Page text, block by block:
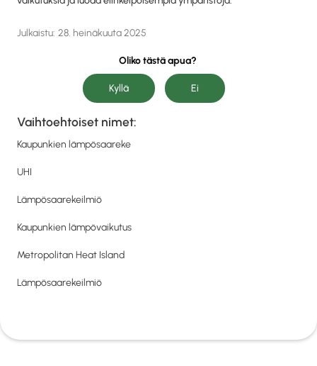
Julkaistu: 28. heinäkuuta 2025
Oliko tästä apua?
Vaihtoehtoiset nimet:
Kaupunkien lämpösaareke
UHI
Lämpösaarekeilmiö
Kaupunkien lämpövaikutus
Metropolitan Heat Island
Lämpösaarekeilmiö